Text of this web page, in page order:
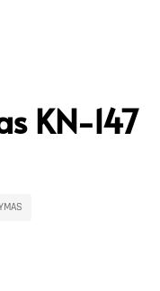
KN-147